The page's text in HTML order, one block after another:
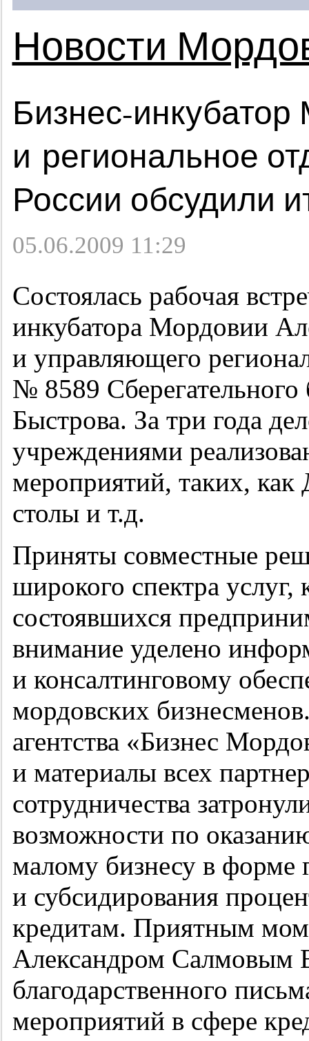
Новости
Бизнес-
и региональное
России обсудили
05.06.2009 11:29
Состоялась рабочая
инкубатора Мордовии
и управляющего
№ 8589 Сберегательного
Быстрова. За три года
учреждениями
мероприятий, таких, как
столы и т.д.
Приняты совместные
широкого спектра
состоявшихся
внимание уделено
и консалтинговому
мордовских
агентства «Бизнес
и материалы всех
сотрудничества
возможности по
малому бизнесу в форме
и субсидирования
кредитам. Приятным
Александром Салмовым
благодарственного
мероприятий в сфере